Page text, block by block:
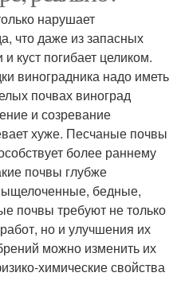
нарушает
что даже из запасных
куст погибает целиком.
виноградника надо иметь
почвах виноград
и созревание
хуже. Песчаные почвы
более раннему
почвы глубже
бедные,
почвы требуют не только
но и улучшения их
можно изменить их
химические свойства